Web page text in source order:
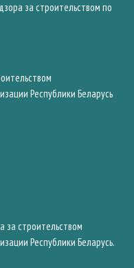
за строительством по
Республики Беларусь
строительством
Республики Беларусь.